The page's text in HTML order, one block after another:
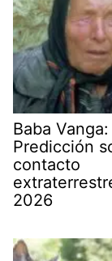
Baba Vanga:
Predicción
contacto
2026